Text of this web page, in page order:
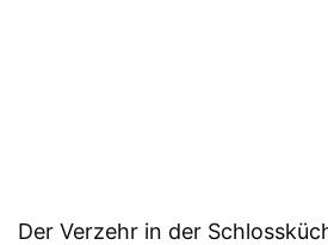
Der Verzehr in der